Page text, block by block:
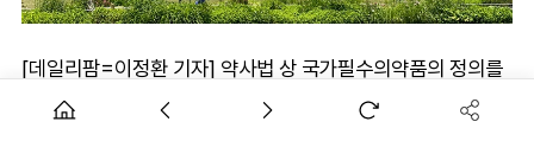
[데일리팜=이정환 기자] 약사법 상 국가필수의약품의 정의를
'대체제가 없는 의약품'까지 확대·수정하고, 보건복지부장관과